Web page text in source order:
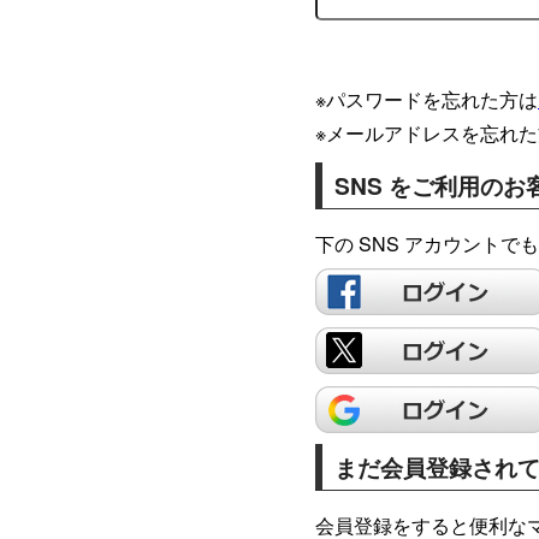
※パスワードを忘れた方は
※メールアドレスを忘れ
SNS をご利用のお
下の SNS アカウントで
まだ会員登録され
会員登録をすると便利な